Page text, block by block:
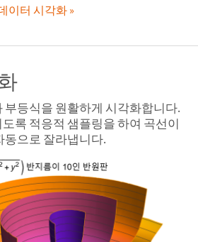
이터 시각화
부등식을 원활하게 시각화합니다.
록 적응적 샘플링을 하여 곡선이
동으로 잘라냅니다.